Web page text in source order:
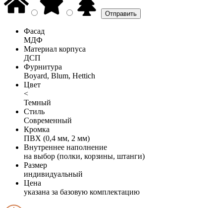
Фасад
МДФ
Материал корпуса
ДСП
Фурнитура
Boyard, Blum, Hettich
Цвет
<
Темный
Стиль
Современный
Кромка
ПВХ (0,4 мм, 2 мм)
Внутреннее наполнение
на выбор (полки, корзины, штанги)
Размер
индивидуальный
Цена
указана за базовую комплектацию